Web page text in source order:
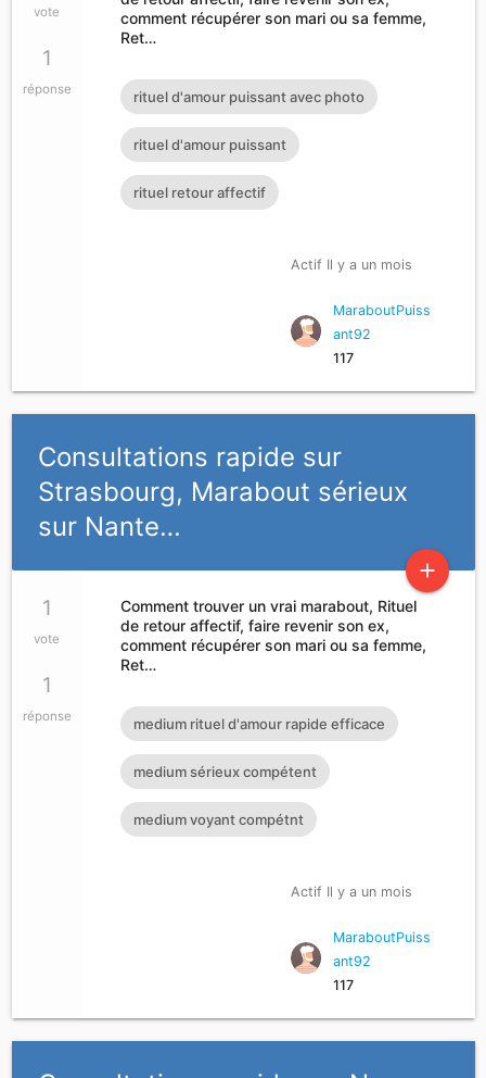
vote
1
réponse
comment récupérer son mari ou sa femme,
Ret…
rituel d'amour puissant avec photo
rituel d'amour puissant
rituel retour affectif
Actif Il y a un mois
MaraboutPuiss
ant92
117
Consultations rapide sur
Strasbourg, Marabout sérieux
sur Nante…
add
1
vote
1
réponse
Comment trouver un vrai marabout, Rituel
de retour affectif, faire revenir son ex,
comment récupérer son mari ou sa femme,
Ret…
medium rituel d'amour rapide efficace
medium sérieux compétent
medium voyant compétnt
Actif Il y a un mois
MaraboutPuiss
ant92
117